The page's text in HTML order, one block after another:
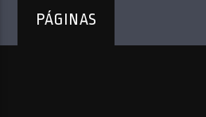
PÁGINAS